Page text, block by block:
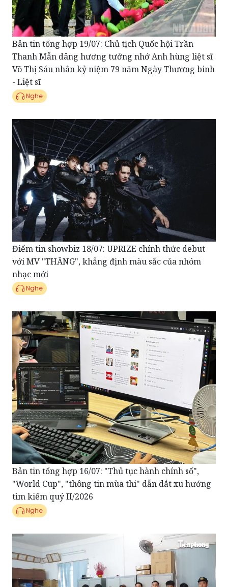
Bản tin tổng hợp 19/07: Chủ tịch Quốc hội Trần
Thanh Mẫn dâng hương tưởng nhớ Anh hùng liệt sĩ
Võ Thị Sáu nhân kỷ niệm 79 năm Ngày Thương binh
- Liệt sĩ
Nghe
Điểm tin showbiz 18/07: UPRIZE chính thức debut
với MV "THĂNG", khẳng định màu sắc của nhóm
nhạc mới
Nghe
Bản tin tổng hợp 16/07: "Thủ tục hành chính số",
"World Cup", "thông tin mùa thi" dẫn dắt xu hướng
tìm kiếm quý II/2026
Nghe